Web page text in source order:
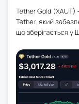
Tether Gold (XAUT)
Tether, який
що зберігається у